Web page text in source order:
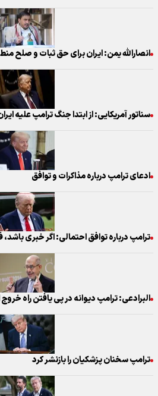
انصارالله یمن: ایران برای حق ثبات و صلح
سناتور آمریکایی: از ابتدا جنگ ترامپ علیه
ادعای ترامپ درباره مذاکرات و توافق
ترامپ درباره توافق احتمالی: اگر خبری
البرادعی: ترامپ دیوانه در پی یافتن راه
ترامپ سخنان پزشکیان را بازنشر کرد